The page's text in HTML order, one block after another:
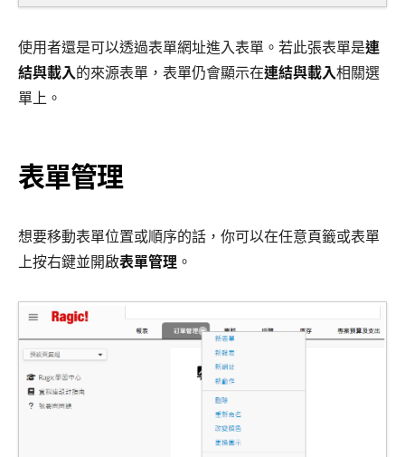
使用者還是可以透過表單網址進入表單。若此張表單是連
結與載入的來源表單，表單仍會顯示在連結與載入相關選
單上。
表單管理
想要移動表單位置或順序的話，你可以在任意頁籤或表單
上按右鍵並開啟表單管理 。